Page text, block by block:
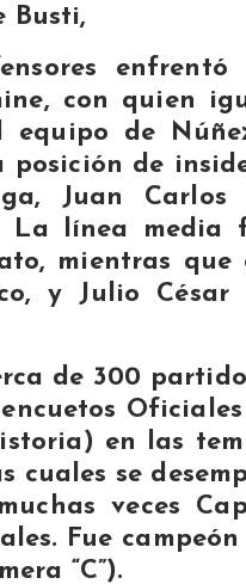
Busti,
enfrentó
con quien
equipo de
de
Juan Carlos
línea media
mientras
y Julio César
de 300
en las
cuales se
veces
Fue campeón
“C”).